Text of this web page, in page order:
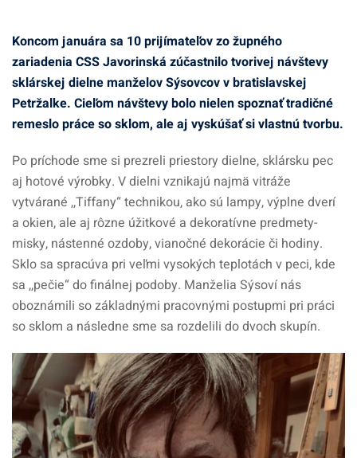
Koncom januára sa 10 prijímateľov zo župného
zariadenia CSS Javorinská zúčastnilo tvorivej návštevy
sklárskej dielne manželov Sýsovcov v bratislavskej
Petržalke. Cieľom návštevy bolo nielen spoznať tradičné
remeslo práce so sklom, ale aj vyskúšať si vlastnú tvorbu.
Po príchode sme si prezreli priestory dielne, sklársku pec
aj hotové výrobky. V dielni vznikajú najmä vitráže
vytvárané ,,Tiffany“ technikou, ako sú lampy, výplne dverí
a okien, ale aj rôzne úžitkové a dekoratívne predmety-
misky, nástenné ozdoby, vianočné dekorácie či hodiny.
Sklo sa spracúva pri veľmi vysokých teplotách v peci, kde
sa ,,pečie“ do finálnej podoby. Manželia Sýsoví nás
oboznámili so základnými pracovnými postupmi pri práci
so sklom a následne sme sa rozdelili do dvoch skupín.